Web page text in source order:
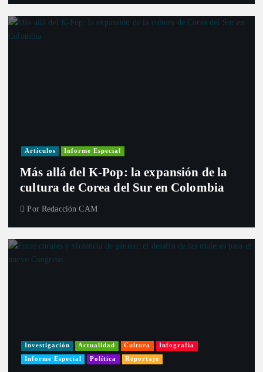
Artículos Informe Especial
Más allá del K-Pop: la expansión de la
cultura de Corea del Sur en Colombia
Por Redacción CAM
Investigación Actualidad Cultura Infografía
Informe Especial Política Reportaje